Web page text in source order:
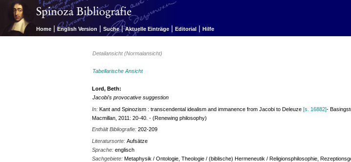
Home | English Version | Suche | Aktuelle Einträge | Editorial | Hilfe
Detailansicht (Normalansicht)
Tabellarische Ansicht
Lord, Beth:
Jacobi's provocative suggestion
In:Kant and Spinozism : transcendental idealism and immanence from Jacobi to Deleuze[s. 16882]-
Macmillan, 2011: 20-40. - (Renewing philosophy)
Enthält Bibliografie:202-209
Literatursorte:Aufsätze
Sprache:englisch
Sachgebiete:Metaphysik / Ontologie, Theologie / (biblische) Hermeneutik / Religionsphilosophie,